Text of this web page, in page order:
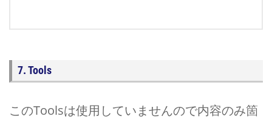
7. Tools
このToolsは使用していませんので内容のみ箇